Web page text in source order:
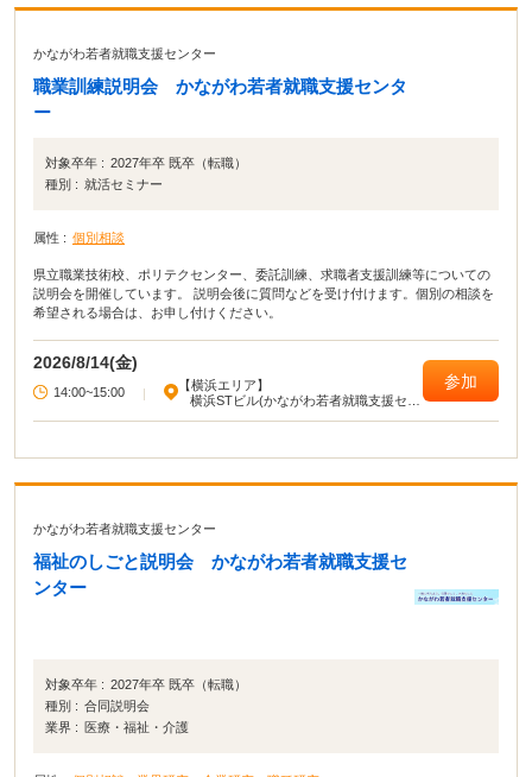
かながわ若者就職支援センター
職業訓練説明会 かながわ若者就職支援センタ
ー
対象卒年 : 2027年卒 既卒（転職）
種別 : 就活セミナー
属性 : 個別相談
県立職業技術校、ポリテクセンター、委託訓練、求職者支援訓練等についての
説明会を開催しています。 説明会後に質問などを受け付けます。個別の相談を
希望される場合は、お申し付けください。
2026/8/14(金)
14:00~15:00 |
【横浜エリア】
横浜STビル(かながわ若者就職支援セン
参加
かながわ若者就職支援センター
福祉のしごと説明会 かながわ若者就職支援セ
ンター
対象卒年 : 2027年卒 既卒（転職）
種別 : 合同説明会
業界 :
医療・福祉・介護